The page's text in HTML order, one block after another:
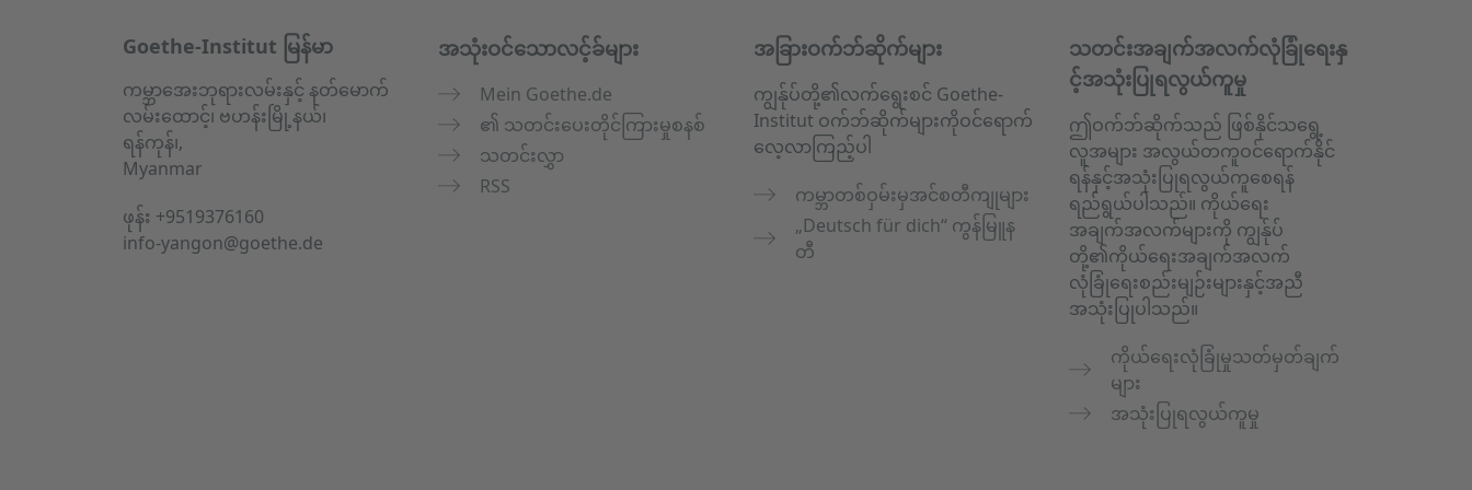
Service- und Informationsbereich
Goethe-Institut မြန်မာ
ကမ္ဘာအေးဘုရားလမ်းနှင့် နတ်မောက်
လမ်းထောင့်၊ ဗဟန်းမြို့နယ်၊
ရန်ကုန်၊,
Myanmar
ဖုန်း +9519376160
info-yangon@goethe.de
အသုံးဝင်သောလင့်ခ်များ
Mein Goethe.de
၏ သတင်းပေးတိုင်ကြားမှုစနစ်
သတင်းလွှာ
RSS
အခြားဝက်ဘ်ဆိုက်များ
ကျွန်ုပ်တို့၏လက်ရွေးစင် Goethe-
Institut ဝက်ဘ်ဆိုက်များကိုဝင်ရောက်
လေ့လာကြည့်ပါ
ကမ္ဘာတစ်ဝှမ်းမှအင်စတီကျုများ
„Deutsch für dich“ ကွန်မြူန
တီ
သတင်းအချက်အလက်လုံခြုံရေးနှ
င့်အသုံးပြုရလွယ်ကူမှု
ဤဝက်ဘ်ဆိုက်သည် ဖြစ်နိုင်သရွေ့
လူအများ အလွယ်တကူဝင်ရောက်နိုင်
ရန်နှင့်အသုံးပြုရလွယ်ကူစေရန်
ရည်ရွယ်ပါသည်။ ကိုယ်ရေး
အချက်အလက်များကို ကျွန်ုပ်
တို့၏ကိုယ်ရေးအချက်အလက်
လုံခြုံရေးစည်းမျဉ်းများနှင့်အညီ
အသုံးပြုပါသည်။
ကိုယ်ရေးလုံခြုံမှုသတ်မှတ်ချက်
များ
အသုံးပြုရလွယ်ကူမှု